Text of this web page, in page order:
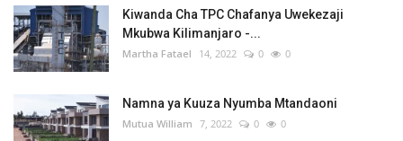
Kiwanda Cha TPC Chafanya Uwekezaji
Mkubwa Kilimanjaro -...
Martha Fatael 14, 2022 0 0
Namna ya Kuuza Nyumba Mtandaoni
Mutua William 7, 2022 0 0